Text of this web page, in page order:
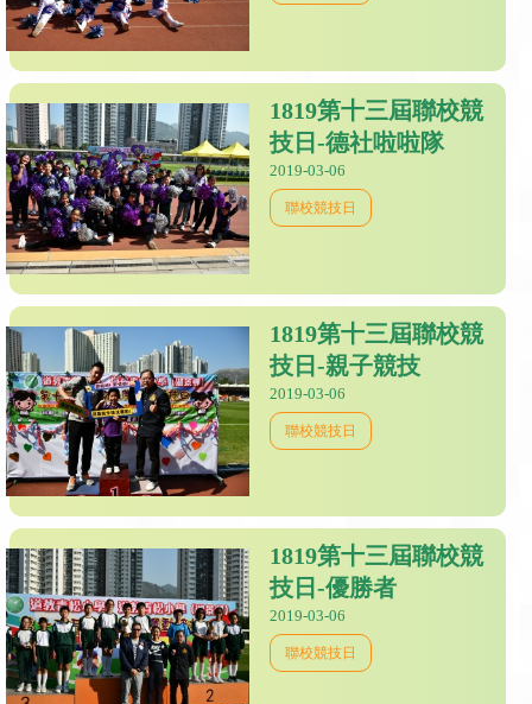
1819第十三屆聯校競
技日-德社啦啦隊
2019-03-06
聯校競技日
1819第十三屆聯校競
技日-親子競技
2019-03-06
聯校競技日
1819第十三屆聯校競
技日-優勝者
2019-03-06
聯校競技日